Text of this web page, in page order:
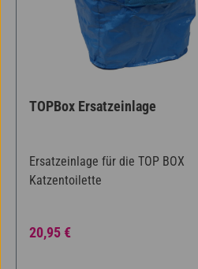
TOPBox Ersatzeinlage
Ersatzeinlage für die TOP BOX
Katzentoilette
Regulärer Preis:
20,95 €